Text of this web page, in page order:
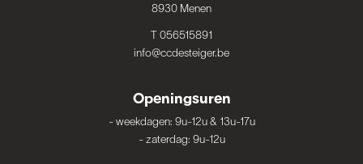
8930 Menen
T 056515891
info@ccdesteiger.be
Openingsuren
- weekdagen: 9u-12u & 13u-17u
- zaterdag: 9u-12u